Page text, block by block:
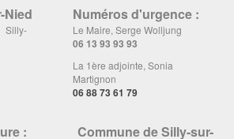
Nied
Silly-
Numéros d'urgence :
Le Maire, Serge Wolljung
06 13 93 93 93
La 1ère adjointe, Sonia
Martignon
06 88 73 61 79
:
Commune de Silly-sur-